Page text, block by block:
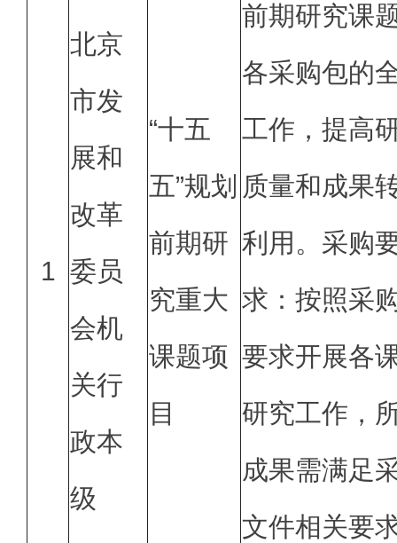
1
北京
市发
展和
改革
委员
会机
关行
政本
级
“十五
五”规划
前期研
究重大
课题项
目
前期研究课
各采购包的
工作，提高
质量和成果
利用。采购
求：按照采
要求开展各
研究工作，
成果需满足
文件相关要